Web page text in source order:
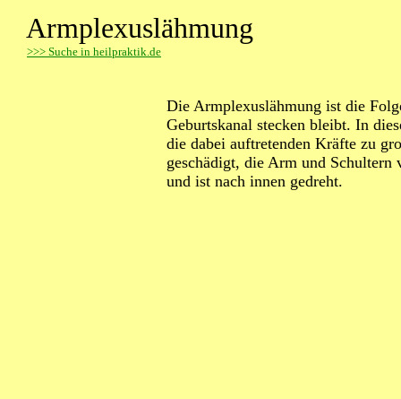
Armplexuslähmung
>>> Suche in heilpraktik.de
Die Armplexuslähmung ist die
Geburtskanal stecken bleibt. In
die dabei auftretenden Kräfte zu
geschädigt, die Arm und
und ist nach innen gedreht.